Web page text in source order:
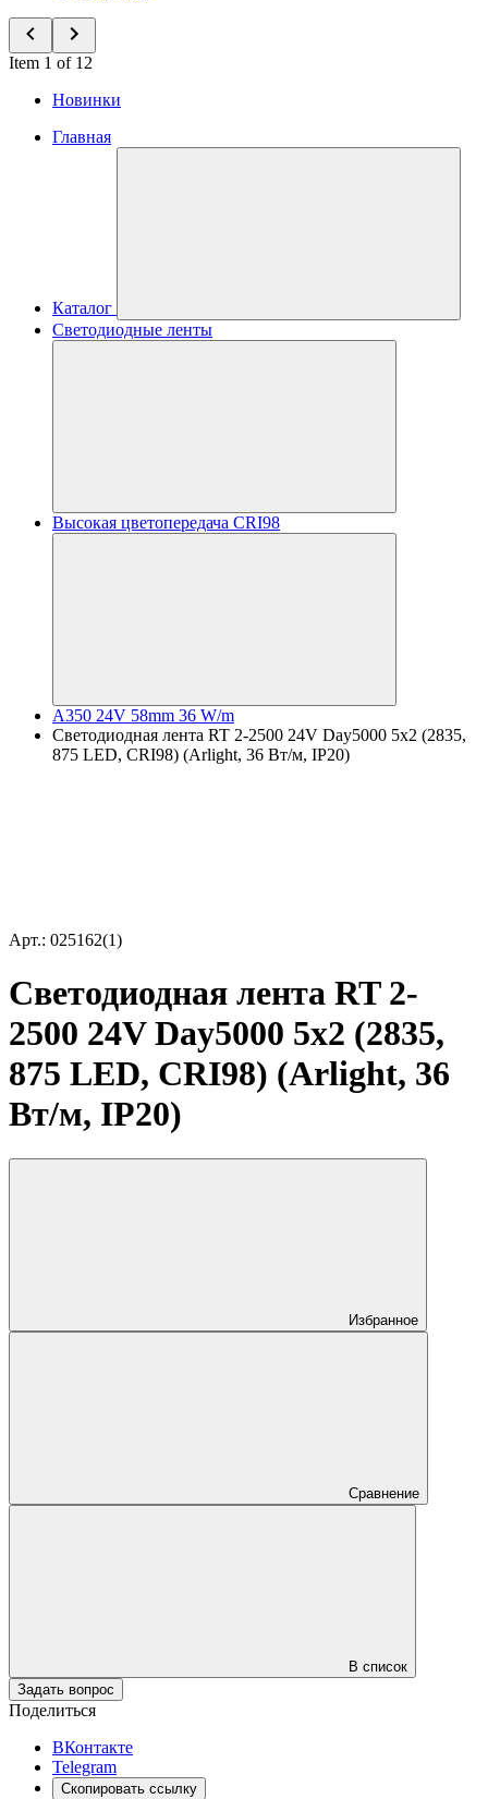
Item 1 of 12
Новинки
Главная
Каталог
Светодиодные ленты
Высокая цветопередача CRI98
A350 24V 58mm 36 W/m
Светодиодная лента RT 2-2500 24V Day5000 5x2 (2835,
875 LED, CRI98) (Arlight, 36 Вт/м, IP20)
Арт.: 025162(1)
Светодиодная лента RT 2-
2500 24V Day5000 5x2 (2835,
875 LED, CRI98) (Arlight, 36
Вт/м, IP20)
Избранное
Сравнение
В список
Задать вопрос
Поделиться
ВКонтакте
Telegram
Скопировать ссылку